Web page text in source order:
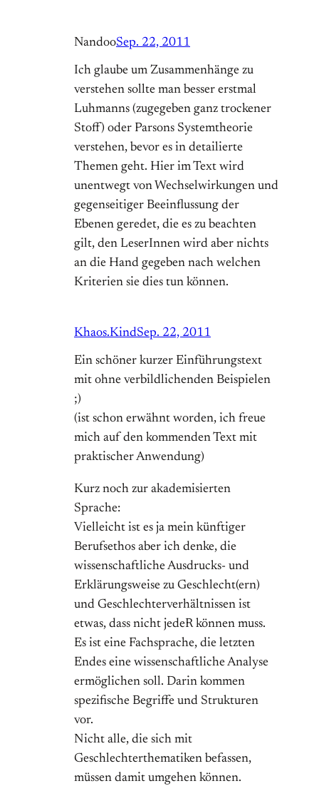
NandooSep. 22, 2011
Ich glaube um Zusammenhänge zu
verstehen sollte man besser erstmal
Luhmanns (zugegeben ganz trockener
Stoff) oder Parsons Systemtheorie
verstehen, bevor es in detailierte
Themen geht. Hier im Text wird
unentwegt von Wechselwirkungen und
gegenseitiger Beeinflussung der
Ebenen geredet, die es zu beachten
gilt, den LeserInnen wird aber nichts
an die Hand gegeben nach welchen
Kriterien sie dies tun können.
Khaos.KindSep. 22, 2011
Ein schöner kurzer Einführungstext
mit ohne verbildlichenden Beispielen
;)
(ist schon erwähnt worden, ich freue
mich auf den kommenden Text mit
praktischer Anwendung)
Kurz noch zur akademisierten
Sprache:
Vielleicht ist es ja mein künftiger
Berufsethos aber ich denke, die
wissenschaftliche Ausdrucks- und
Erklärungsweise zu Geschlecht(ern)
und Geschlechterverhältnissen ist
etwas, dass nicht jedeR können muss.
Es ist eine Fachsprache, die letzten
Endes eine wissenschaftliche Analyse
ermöglichen soll. Darin kommen
spezifische Begriffe und Strukturen
vor.
Nicht alle, die sich mit
Geschlechterthematiken befassen,
müssen damit umgehen können.